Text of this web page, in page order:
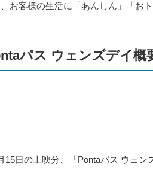
お客様の生活に「あんしん」「お
パス ウェンズデイ概
日の上映分、「Pontaパス ウェ